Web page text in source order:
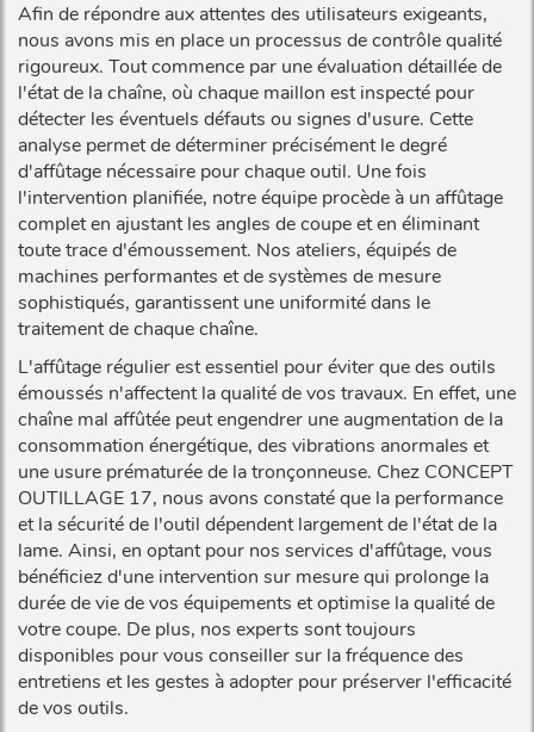
Afin de répondre aux attentes des utilisateurs exigeants,
nous avons mis en place un processus de contrôle qualité
rigoureux. Tout commence par une évaluation détaillée de
l'état de la chaîne, où chaque maillon est inspecté pour
détecter les éventuels défauts ou signes d'usure. Cette
analyse permet de déterminer précisément le degré
d'affûtage nécessaire pour chaque outil. Une fois
l'intervention planifiée, notre équipe procède à un affûtage
complet en ajustant les angles de coupe et en éliminant
toute trace d'émoussement. Nos ateliers, équipés de
machines performantes et de systèmes de mesure
sophistiqués, garantissent une uniformité dans le
traitement de chaque chaîne.
L'affûtage régulier est essentiel pour éviter que des outils
émoussés n'affectent la qualité de vos travaux. En effet, une
chaîne mal affûtée peut engendrer une augmentation de la
consommation énergétique, des vibrations anormales et
une usure prématurée de la tronçonneuse. Chez CONCEPT
OUTILLAGE 17, nous avons constaté que la performance
et la sécurité de l'outil dépendent largement de l'état de la
lame. Ainsi, en optant pour nos services d'affûtage, vous
bénéficiez d'une intervention sur mesure qui prolonge la
durée de vie de vos équipements et optimise la qualité de
votre coupe. De plus, nos experts sont toujours
disponibles pour vous conseiller sur la fréquence des
entretiens et les gestes à adopter pour préserver l'efficacité
de vos outils.